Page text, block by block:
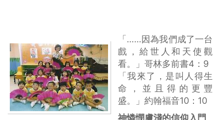
「……因為我們成了一台
戲，給世人和天使觀
看。」哥林多前書4：9
「我來了，是叫人得生
命，並且得的更豐
盛。」約翰福音10：10
神憐憫膚淺的信仰入門